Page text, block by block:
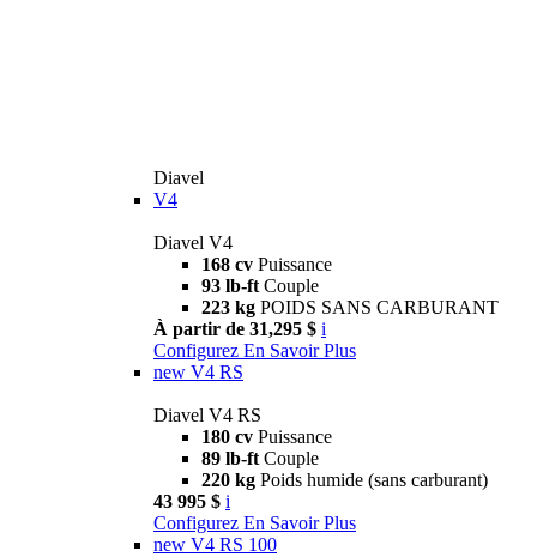
Diavel
V4
Diavel V4
168 cv Puissance
93 lb-ft Couple
223 kg POIDS SANS CARBURANT
À partir de 31,295 $ i
Configurez En Savoir Plus
new V4 RS
Diavel V4 RS
180 cv Puissance
89 lb-ft Couple
220 kg Poids humide (sans carburant)
43 995 $ i
Configurez En Savoir Plus
new V4 RS 100